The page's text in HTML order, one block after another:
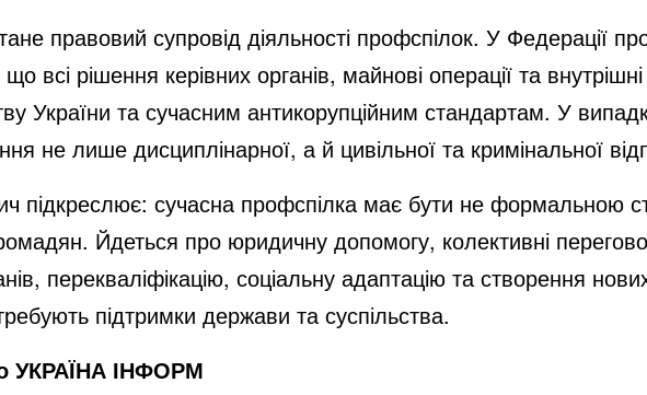
правовий супровід діяльності профспілок. У Федерації
всі рішення керівних органів, майнові операції та
України та сучасним антикорупційним стандартам. У
не лише дисциплінарної, а й цивільної та кримінальної
підкреслює: сучасна профспілка має бути не формальною
Йдеться про юридичну допомогу, колективні
перекваліфікацію, соціальну адаптацію та створення
підтримки держави та суспільства.
УКРАЇНА ІНФОРМ